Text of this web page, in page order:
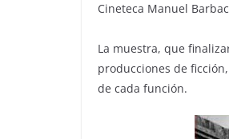
Cineteca Manuel
La muestra, que
producciones de
de cada función.